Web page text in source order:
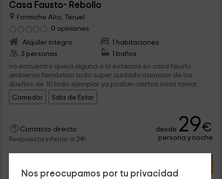
Nos preocupamos por tu privacidad
Casa Fausto- Rebollo
Formiche Alto, Teruel
0 opiniones
Alquiler íntegro
1 habitaciones
3 personas
1 baños
no encuentro queja alguna a la estancia en casa fausto.
ambiente fantástico.todo super cuidado.atencion de los
dueños de 10.todo ejemplar ya podian ciertos sitios tomar
ejemplo de su gestion y calidades.volveremos
Comedor Sala de Estar
Contacto directo
Respuesta inferior a 24h
desde 29€
persona y noche